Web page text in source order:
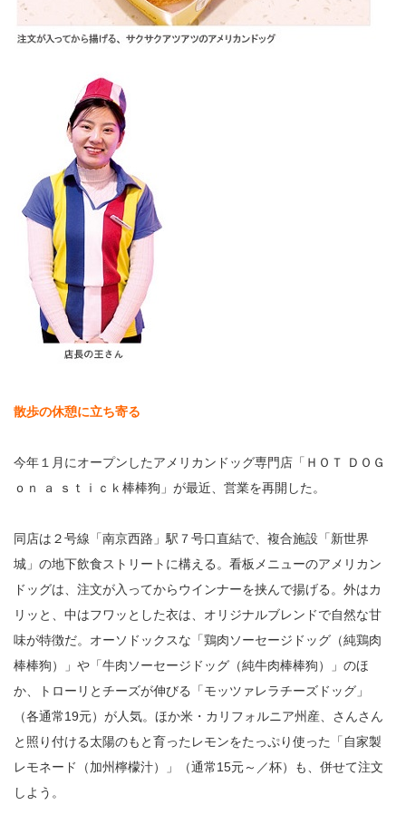
散歩の休憩に立ち寄る
今年１月にオープンしたアメリカンドッグ専門店「ＨＯＴ ＤＯＧ
ｏｎ ａ ｓｔｉｃｋ棒棒狗」が最近、営業を再開した。
同店は２号線「南京西路」駅７号口直結で、複合施設「新世界
城」の地下飲食ストリートに構える。看板メニューのアメリカン
ドッグは、注文が入ってからウインナーを挟んで揚げる。外はカ
リッと、中はフワッとした衣は、オリジナルブレンドで自然な甘
味が特徴だ。オーソドックスな「鶏肉ソーセージドッグ（純鶏肉
棒棒狗）」や「牛肉ソーセージドッグ（純牛肉棒棒狗）」のほ
か、トローリとチーズが伸びる「モッツァレラチーズドッグ」
（各通常19元）が人気。ほか米・カリフォルニア州産、さんさん
と照り付ける太陽のもと育ったレモンをたっぷり使った「自家製
レモネード（加州檸檬汁）」（通常15元～／杯）も、併せて注文
しよう。